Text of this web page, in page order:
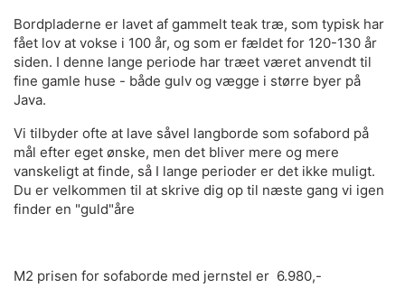
Bordpladerne er lavet af gammelt teak træ, som typisk har
fået lov at vokse i 100 år, og som er fældet for 120-130 år
siden. I denne lange periode har træet været anvendt til
fine gamle huse - både gulv og vægge i større byer på
Java.
Vi tilbyder ofte at lave såvel langborde som sofabord på
mål efter eget ønske, men det bliver mere og mere
vanskeligt at finde, så I lange perioder er det ikke muligt.
Du er velkommen til at skrive dig op til næste gang vi igen
finder en "guld"åre
M2 prisen for sofaborde med jernstel er 6.980,-